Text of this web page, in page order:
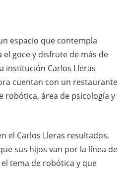
espacio que contempla
goce y disfrute de más de
institución Carlos Lleras
cuentan con un restaurante
robótica, área de psicología y
el Carlos Lleras resultados,
sus hijos van por la línea de
tema de robótica y que